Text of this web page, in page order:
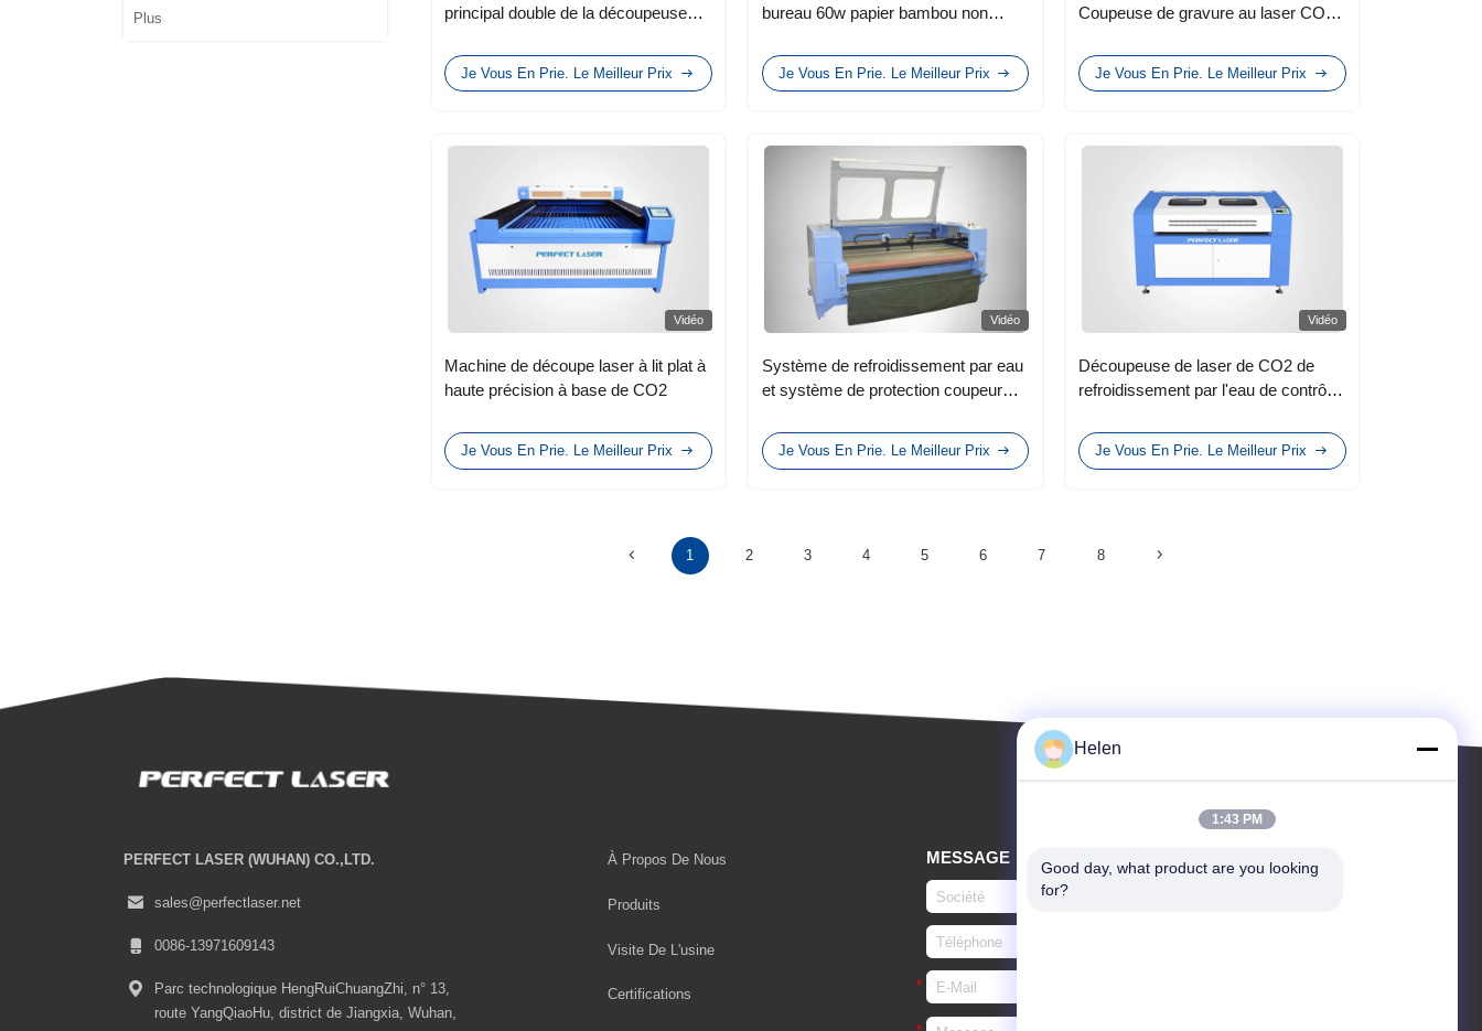
Plus
principal double de la découpeuse
Je Vous En Prie. Le Meilleur Prix
bureau 60w papier bambou non
Je Vous En Prie. Le Meilleur Prix
Coupeuse de gravure au laser CO2
Je Vous En Prie. Le Meilleur Prix
Vidéo
Machine de découpe laser à lit plat à
haute précision à base de CO2
Je Vous En Prie. Le Meilleur Prix
Vidéo
Système de refroidissement par eau
et système de protection coupeur
de 0,3 à 20 mm
Je Vous En Prie. Le Meilleur Prix
Vidéo
Découpeuse de laser de CO2 de
refroidissement par l'eau de contrôle
système rotatoire
Je Vous En Prie. Le Meilleur Prix
1 2 3 4 5 6 7 8
PERFECT LASER (WUHAN) CO.,LTD.
sales@perfectlaser.net
0086-13971609143
Parc technologique HengRuiChuangZhi, n° 13,
route YangQiaoHu, district de Jiangxia, Wuhan,
À Propos De Nous
Produits
Visite De L'usine
Certifications
MESSAGE
Helen
1:43 PM
Good day, what product are you looking
for?